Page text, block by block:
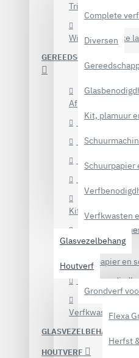
Complete
Diversen
Kit, plamuur
Schuurpapier
Verfkwasten
Glasvezelbehang
Houtverf
Grondverf
Flexa
Herfst
Trimetal Blanke
Wijzonol Blanke
GEREEDSCHAP EN
Afplakband en
Complete
Diversen
Gereedschappen
Kit, plamuur en
Schuurpapier en
Verfkwasten en
GLASVEZELBEHANG
HOUTVERF